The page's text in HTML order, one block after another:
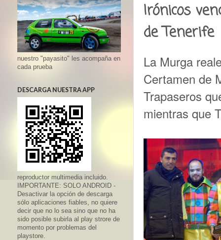
Irónicos
de Tenerife
La Murga
Certamen de
Trapaseros
mientras que
nuestro "payasito" les acompaña en
cada prueba
DESCARGA NUESTRA APP
reproductor multimedia incluido.
IMPORTANTE: SOLO ANDROID -
Desactivar la opción de descarga
sólo aplicaciones fiables, no quiere
decir que no lo sea sino que no ha
sido posible subirla al play strore de
momento por problemas del
playstore.